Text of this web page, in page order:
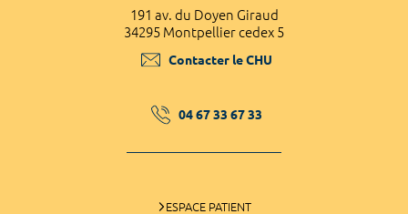
191 av. du Doyen Giraud
34295 Montpellier cedex 5
Contacter le CHU
04 67 33 67 33
ESPACE PATIENT